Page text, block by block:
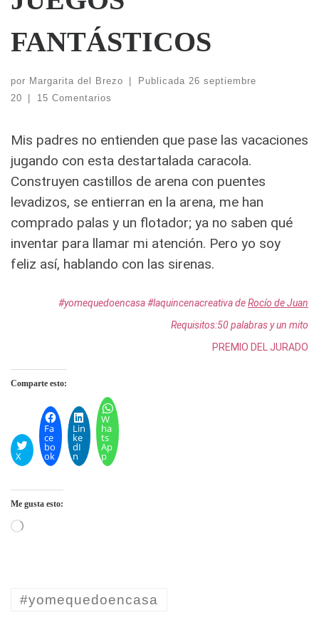
FANTÁSTICOS
por Margarita del Brezo | Publicada 26 septiembre
20
| 15 Comentarios
Mis padres no entienden que pase las vacaciones
jugando con esta destartalada caracola.
Construyen castillos de arena con puentes
levadizos, se entierran en la arena, me han
comprado palas y un flotador; ya no saben qué
inventar para llamar mi atención. Pero yo soy
feliz así, hablando con las sirenas.
#yomequedoencasa #laquincenacreativa deRocío de Juan
Requisitos:50 palabras y un mito
PREMIO DEL JURADO
Comparte esto:
X
Fa
ce
bo
ok
Lin
ke
dI
n
W
ha
ts
Ap
p
Me gusta esto:
Cargando...
#yomequedoencasa